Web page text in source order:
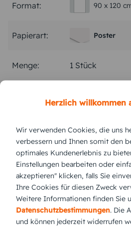
Format: 90 x 120
Papierart: Poster
Menge:
Gesamtpreis: 39,99 €
Versand vsl.Freitag,
jetzt
Herzlich willkommen
Wir verwenden Cookies, die uns
verbessern und Ihnen somit den
optimales Kundenerlebnis zu
Einstellungen bearbeiten oder
akzeptieren" klicken, falls Sie
Ihre Cookies für diesen Zweck
Weitere Informationen finden Sie
Datenschutzbestimmungen. Die
und können jederzeit widerrufen